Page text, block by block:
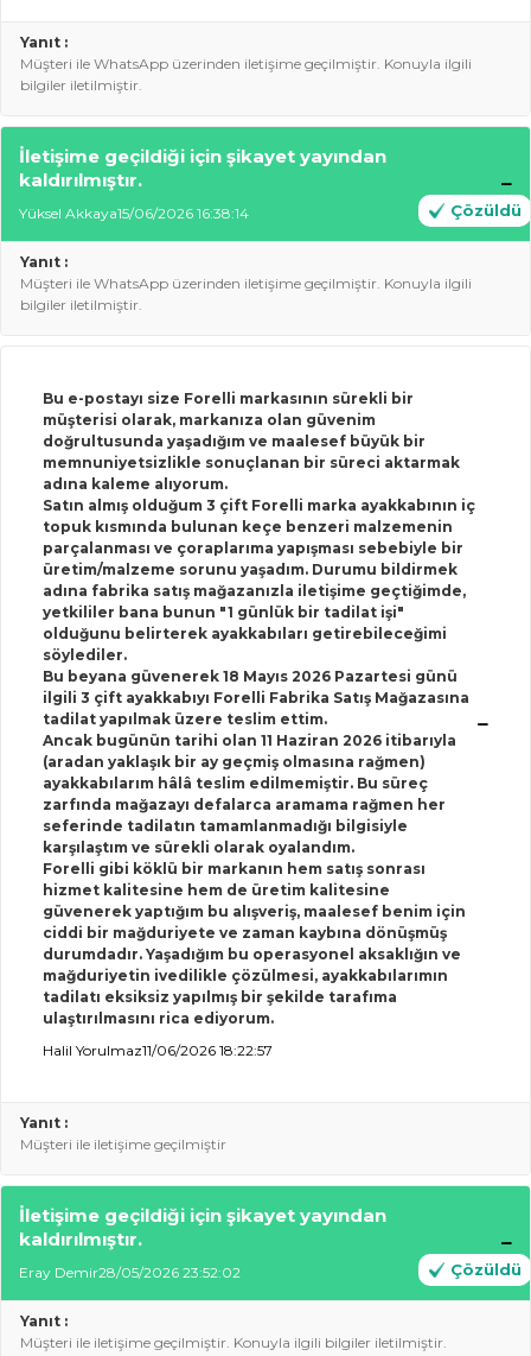
Yanıt :
Müşteri ile WhatsApp üzerinden iletişime geçilmiştir. Konuyla ilgili
bilgiler iletilmiştir.
İletişime geçildiği için şikayet yayından
kaldırılmıştır.
Çözüldü
Yüksel Akkaya15/06/2026 16:38:14
Yanıt :
Müşteri ile WhatsApp üzerinden iletişime geçilmiştir. Konuyla ilgili
bilgiler iletilmiştir.
Bu e-postayı size Forelli markasının sürekli bir
müşterisi olarak, markanıza olan güvenim
doğrultusunda yaşadığım ve maalesef büyük bir
memnuniyetsizlikle sonuçlanan bir süreci aktarmak
adına kaleme alıyorum.
Satın almış olduğum 3 çift Forelli marka ayakkabının iç
topuk kısmında bulunan keçe benzeri malzemenin
parçalanması ve çoraplarıma yapışması sebebiyle bir
üretim/malzeme sorunu yaşadım. Durumu bildirmek
adına fabrika satış mağazanızla iletişime geçtiğimde,
yetkililer bana bunun "1 günlük bir tadilat işi"
olduğunu belirterek ayakkabıları getirebileceğimi
söylediler.
Bu beyana güvenerek 18 Mayıs 2026 Pazartesi günü
ilgili 3 çift ayakkabıyı Forelli Fabrika Satış Mağazasına
tadilat yapılmak üzere teslim ettim.
Ancak bugünün tarihi olan 11 Haziran 2026 itibarıyla
(aradan yaklaşık bir ay geçmiş olmasına rağmen)
ayakkabılarım hâlâ teslim edilmemiştir. Bu süreç
zarfında mağazayı defalarca aramama rağmen her
seferinde tadilatın tamamlanmadığı bilgisiyle
karşılaştım ve sürekli olarak oyalandım.
Forelli gibi köklü bir markanın hem satış sonrası
hizmet kalitesine hem de üretim kalitesine
güvenerek yaptığım bu alışveriş, maalesef benim için
ciddi bir mağduriyete ve zaman kaybına dönüşmüş
durumdadır. Yaşadığım bu operasyonel aksaklığın ve
mağduriyetin ivedilikle çözülmesi, ayakkabılarımın
tadilatı eksiksiz yapılmış bir şekilde tarafıma
ulaştırılmasını rica ediyorum.
Halil Yorulmaz11/06/2026 18:22:57
Yanıt :
Müşteri ile iletişime geçilmiştir
İletişime geçildiği için şikayet yayından
kaldırılmıştır.
Çözüldü
Eray Demir28/05/2026 23:52:02
Yanıt :
Müşteri ile iletişime geçilmiştir. Konuyla ilgili bilgiler iletilmiştir.